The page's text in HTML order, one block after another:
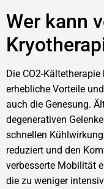
Wer kann
Die CO2-
erhebliche Vorteile
auch die Genesung.
degenerativen
schnellen
reduziert und den
verbesserte Mobilität
die zu weniger